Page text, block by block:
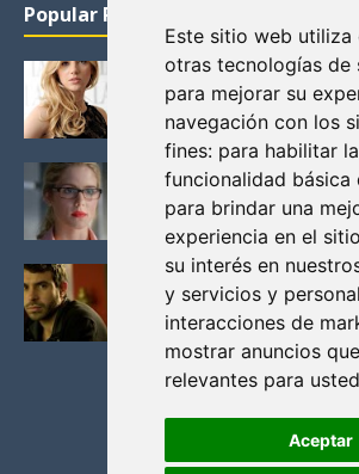
Este sitio web utiliza
otras tecnologías de
para mejorar su
navegación con los
fines: para habilitar la
funcionalidad básica
para brindar una
experiencia en el
su interés en
y servicios y
interacciones de
mostrar anuncios
relevantes para usted
Aceptar
Popular Posts
KATHERYN WINNICK: LA
VIKINGOS
Junio 14, 2013
FELICITY (EMILY BETT
MAS BONITAS DE LA ALIADA
Noviembre 30, 2013
BLACK MIRROR: TODA TU
LA CRITICA
Mayo 17, 2012